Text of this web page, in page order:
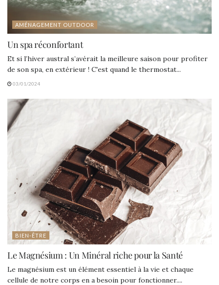
AMÉNAGEMENT OUTDOOR
Un spa réconfortant
Et si l’hiver austral s’avérait la meilleure saison pour profiter
de son spa, en extérieur ! C'est quand le thermostat...
03/01/2024
BIEN-ÊTRE
Le Magnésium : Un Minéral riche pour la Santé
Le magnésium est un élément essentiel à la vie et chaque
cellule de notre corps en a besoin pour fonctionner....